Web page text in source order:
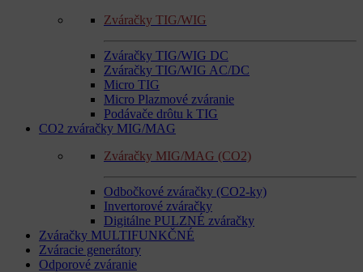
Zváračky TIG/WIG
Zváračky TIG/WIG DC
Zváračky TIG/WIG AC/DC
Micro TIG
Micro Plazmové zváranie
Podávače drôtu k TIG
CO2 zváračky MIG/MAG
Zváračky MIG/MAG (CO2)
Odbočkové zváračky (CO2-ky)
Invertorové zváračky
Digitálne PULZNÉ zváračky
Zváračky MULTIFUNKČNÉ
Zváracie generátory
Odporové zváranie